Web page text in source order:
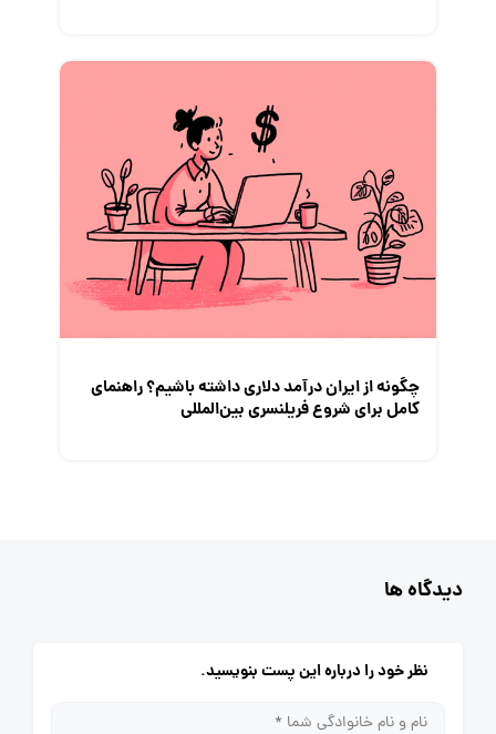
چگونه از ایران درآمد دلاری داشته باشیم؟ راهنمای
کامل برای شروع فریلنسری بین‌المللی
دیدگاه ها
نظر خود را درباره این پست بنویسید.